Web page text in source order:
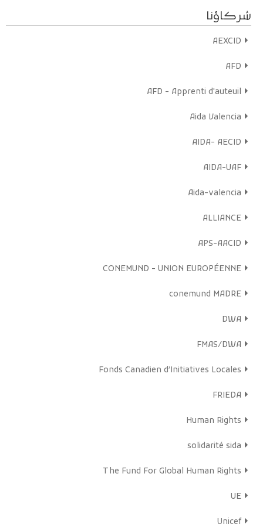
شركاؤنا
AEXCID
AFD
AFD - Apprenti d'auteuil
Aida Valencia
AIDA- AECID
AIDA-UAF
Aida-valencia
ALLIANCE
APS-AACID
CONEMUND - UNION EUROPÉENNE
conemund MADRE
DWA
FMAS/DWA
Fonds Canadien d’Initiatives Locales
FRIEDA
Human Rights
solidarité sida
The Fund For Global Human Rights
UE
Unicef
locaux et l’opinion publique sur l’exclusion et les difficultés de